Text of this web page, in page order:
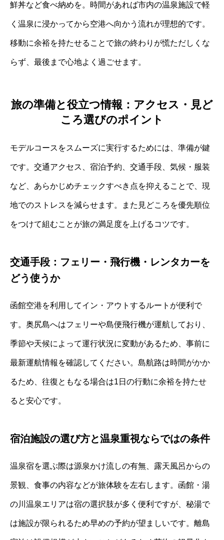
鮮丼など食べ納めを。時間があれば市内の温泉施設で軽
く温泉に浸かってから空港へ向かう流れが理想的です。
移動に余裕を持たせることで旅の終わりが慌ただしくな
らず、最後まで心地よく過ごせます。
旅の準備と役立つ情報：アクセス・見ど
ころ選びのポイント
モデルコースをスムーズに実行するためには、準備が鍵
です。交通アクセス、宿泊予約、交通手段、気候・服装
など、あらかじめチェックすべき点を抑えることで、現
地でのストレスを減らせます。また見どころを優先順位
をつけて組むことが旅の満足度を上げるコツです。
交通手段：フェリー・飛行機・レンタカーを
どう使うか
函館空港を利用してイン・アウトするルートが便利で
す。奥尻島へはフェリーや島便飛行機が運航しており、
季節や天候によって運行状況に変動があるため、事前に
最新運航情報を確認してください。島航路は時間がかか
るため、往復ともなる場合は1日の行動に余裕を持たせ
ると安心です。
宿泊施設の選び方と温泉重視ならではの条件
温泉宿を選ぶ際は源泉かけ流しの有無、露天風呂からの
景観、食事の内容などが旅体験を左右します。函館・湯
の川温泉エリアは宿の選択肢が多く便利ですが、秘湯で
は施設が限られるため早めの予約が望ましいです。離島